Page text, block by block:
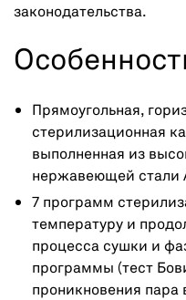
законодательства.
Прямоугольная,
стерилизационная
выполненная из
нержавеющей стали
7 программ
температуру и
процесса сушки и
программы (тест
проникновения пара